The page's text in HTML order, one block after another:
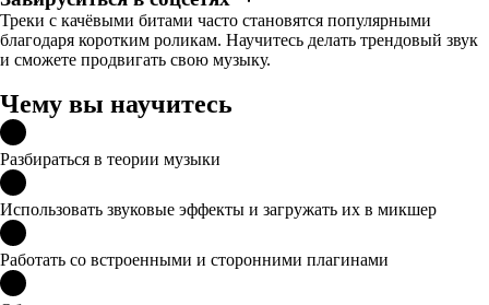
Треки с качёвыми битами часто становятся популярными
благодаря коротким роликам. Научитесь делать трендовый звук
и сможете продвигать свою музыку.
Чему вы научитесь
Разбираться в теории музыки
Использовать звуковые эффекты и загружать их в микшер
Работать со встроенными и сторонними плагинами